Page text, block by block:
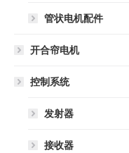
管状电机配件
开合帘电机
控制系统
发射器
接收器